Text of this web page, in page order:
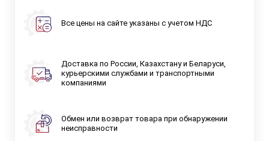
Все цены на сайте указаны с учетом НДС
Доставка по России, Казахстану и Беларуси,
курьерскими службами и транспортными
компаниями
Обмен или возврат товара при обнаружении
неисправности